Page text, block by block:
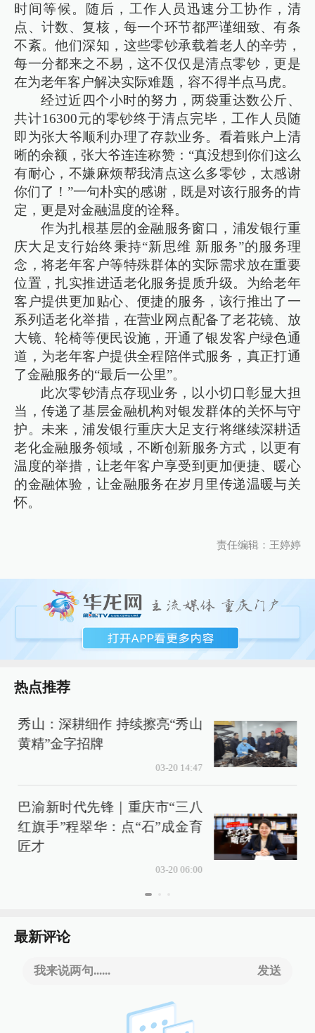
时间等候。随后，工作人员迅速分工协作，清
点、计数、复核，每一个环节都严谨细致、有条
不紊。他们深知，这些零钞承载着老人的辛劳，
每一分都来之不易，这不仅仅是清点零钞，更是
在为老年客户解决实际难题，容不得半点马虎。
经过近四个小时的努力，两袋重达数公斤、
共计16300元的零钞终于清点完毕，工作人员随
即为张大爷顺利办理了存款业务。看着账户上清
晰的余额，张大爷连连称赞：“真没想到你们这么
有耐心，不嫌麻烦帮我清点这么多零钞，太感谢
你们了！”一句朴实的感谢，既是对该行服务的肯
定，更是对金融温度的诠释。
作为扎根基层的金融服务窗口，浦发银行重
庆大足支行始终秉持“新思维 新服务”的服务理
念，将老年客户等特殊群体的实际需求放在重要
位置，扎实推进适老化服务提质升级。为给老年
客户提供更加贴心、便捷的服务，该行推出了一
系列适老化举措，在营业网点配备了老花镜、放
大镜、轮椅等便民设施，开通了银发客户绿色通
道，为老年客户提供全程陪伴式服务，真正打通
了金融服务的“最后一公里”。
此次零钞清点存现业务，以小切口彰显大担
当，传递了基层金融机构对银发群体的关怀与守
护。未来，浦发银行重庆大足支行将继续深耕适
老化金融服务领域，不断创新服务方式，以更有
温度的举措，让老年客户享受到更加便捷、暖心
的金融体验，让金融服务在岁月里传递温暖与关
怀。
责任编辑：王婷婷
热点推荐
秀山：深耕细作 持续擦亮“秀山
黄精”金字招牌
03-20 14:47
巴渝新时代先锋｜重庆市“三八
红旗手”程翠华：点“石”成金育
匠才
03-20 06:00
最新评论
我来说两句...... 发送